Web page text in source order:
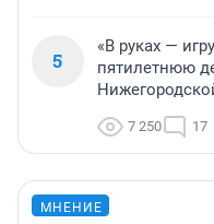
5
«В руках —
пятилетнюю
7 250 17
МНЕНИЕ